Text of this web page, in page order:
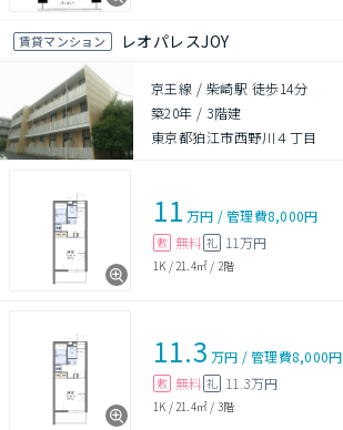
賃貸マンション レオパレスJOY
京王線 / 柴崎駅 徒歩14分
築20年 / 3階建
東京都狛江市西野川４丁目
11 万円 /管理費8,000円
敷 無料 礼 11万円
1K / 21.4㎡ / 2階
11.3 万円 /管理費8,000円
敷 無料 礼 11.3万円
1K / 21.4㎡ / 3階